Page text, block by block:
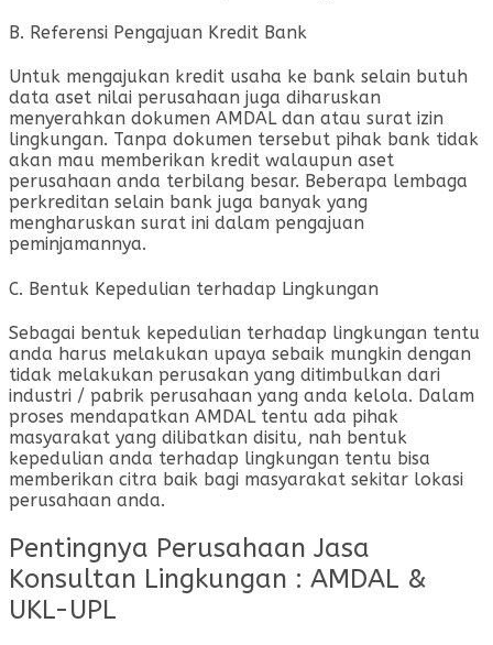
B. Referensi Pengajuan Kredit Bank
Untuk mengajukan kredit usaha ke bank selain butuh
data aset nilai perusahaan juga diharuskan
menyerahkan dokumen AMDAL dan atau surat izin
lingkungan. Tanpa dokumen tersebut pihak bank tidak
akan mau memberikan kredit walaupun aset
perusahaan anda terbilang besar. Beberapa lembaga
perkreditan selain bank juga banyak yang
mengharuskan surat ini dalam pengajuan
peminjamannya.
C. Bentuk Kepedulian terhadap Lingkungan
Sebagai bentuk kepedulian terhadap lingkungan tentu
anda harus melakukan upaya sebaik mungkin dengan
tidak melakukan perusakan yang ditimbulkan dari
industri / pabrik perusahaan yang anda kelola. Dalam
proses mendapatkan AMDAL tentu ada pihak
masyarakat yang dilibatkan disitu, nah bentuk
kepedulian anda terhadap lingkungan tentu bisa
memberikan citra baik bagi masyarakat sekitar lokasi
perusahaan anda.
Pentingnya Perusahaan Jasa
Konsultan Lingkungan : AMDAL &
UKL-UPL